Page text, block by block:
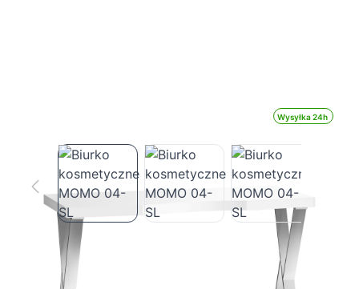
Wysyłka 24h
Biurko kosmetyczne MOMO 04-SL